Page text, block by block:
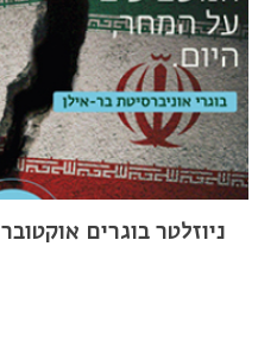
ניוזלטר בוגרים אוקטובר 2024